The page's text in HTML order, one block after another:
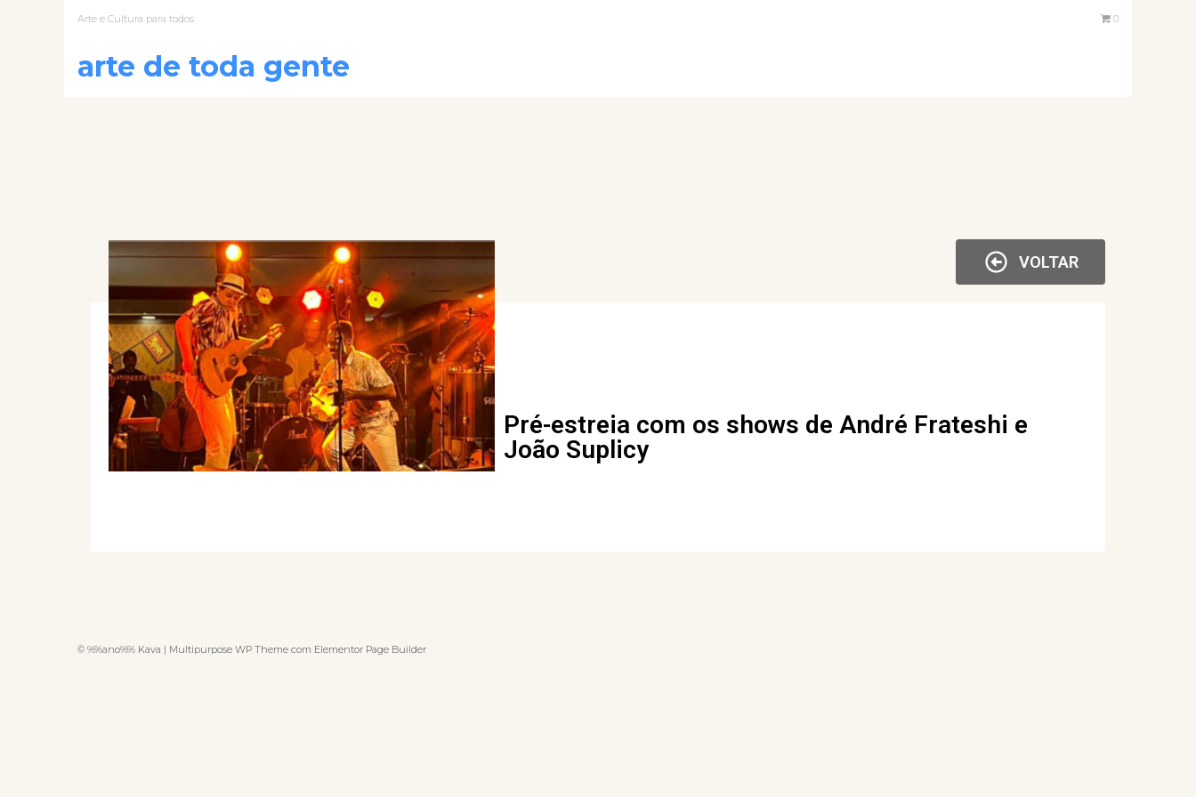
Arte e Cultura para todos 0
arte de toda gente
VOLTAR
Pré-estreia com os shows de André Frateshi e
João Suplicy
© %%ano%% Kava | Multipurpose WP Theme com Elementor Page Builder